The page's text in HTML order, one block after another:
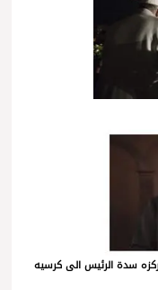
سدة الرئيس الى كرسيه